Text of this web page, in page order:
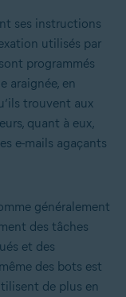
ses instructions
utilisés par
programmés
araignée, en
trouvent aux
quant à eux,
e-mails agaçants
généralement
des tâches
et des
des bots est
de plus en